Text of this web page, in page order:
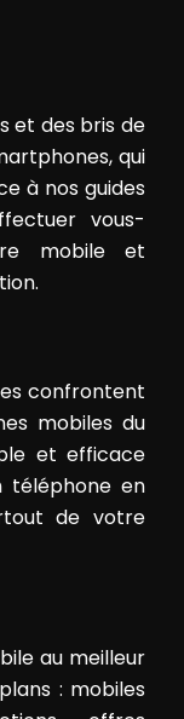
et des bris de
qui
à nos guides
vous-
mobile et
confrontent
mobiles du
et efficace
téléphone en
de votre
au meilleur
: mobiles